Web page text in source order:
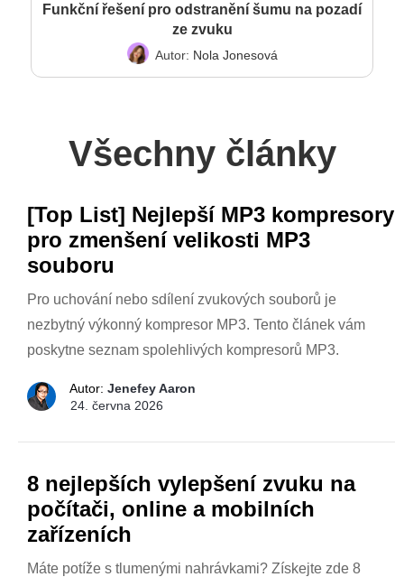
Funkční řešení pro odstranění šumu na pozadí
ze zvuku
Autor: Nola Jonesová
Všechny články
[Top List] Nejlepší MP3 kompresory
pro zmenšení velikosti MP3
souboru
Pro uchování nebo sdílení zvukových souborů je
nezbytný výkonný kompresor MP3. Tento článek vám
poskytne seznam spolehlivých kompresorů MP3.
Autor: Jenefey Aaron
24. června 2026
8 nejlepších vylepšení zvuku na
počítači, online a mobilních
zařízeních
Máte potíže s tlumenými nahrávkami? Získejte zde 8